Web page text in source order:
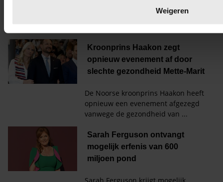
We gebruiken cookies om content en advertenties te
gebruik van onze site met onze partners voor social media,
partners kunnen deze gegevens combineren met andere
verstrekt of die ze hebben verzameld op basis van uw
akkoord met onze cookies als u onze website blijft
Weigeren